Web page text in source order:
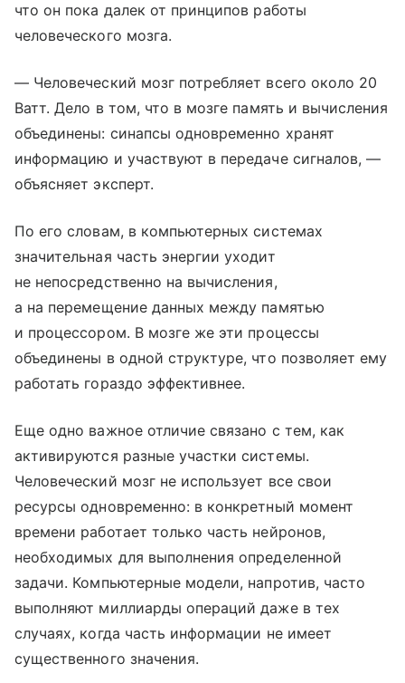
что он пока далек от принципов работы
человеческого мозга.
— Человеческий мозг потребляет всего около 20
Ватт. Дело в том, что в мозге память и вычисления
объединены: синапсы одновременно хранят
информацию и участвуют в передаче сигналов, —
объясняет эксперт.
По его словам, в компьютерных системах
значительная часть энергии уходит
не непосредственно на вычисления,
а на перемещение данных между памятью
и процессором. В мозге же эти процессы
объединены в одной структуре, что позволяет ему
работать гораздо эффективнее.
Еще одно важное отличие связано с тем, как
активируются разные участки системы.
Человеческий мозг не использует все свои
ресурсы одновременно: в конкретный момент
времени работает только часть нейронов,
необходимых для выполнения определенной
задачи. Компьютерные модели, напротив, часто
выполняют миллиарды операций даже в тех
случаях, когда часть информации не имеет
существенного значения.